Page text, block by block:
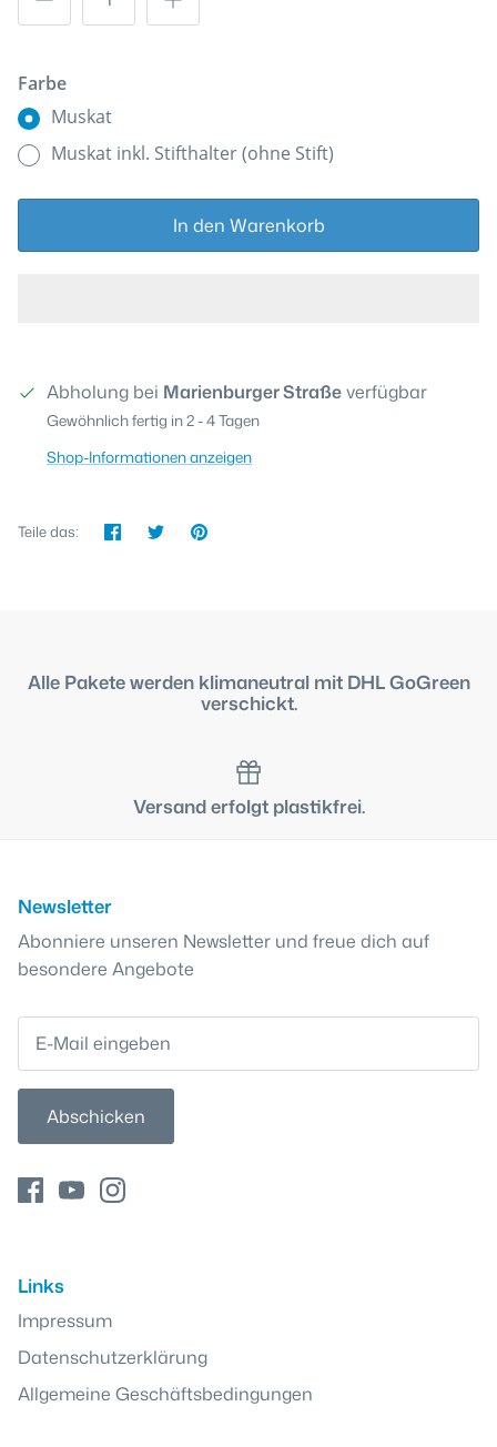
Farbe
Muskat
Muskat inkl. Stifthalter (ohne Stift)
In den Warenkorb
Abholung bei Marienburger Straßeverfügbar
Gewöhnlich fertig in 2 - 4 Tagen
Shop-Informationen anzeigen
Teile das: TeilenTwitternPinnen
Alle Pakete werden klimaneutral mit DHL GoGreen
verschickt.
Versand erfolgt plastikfrei.
Newsletter
Abonniere unseren Newsletter und freue dich auf
besondere Angebote
Abschicken
Links
Impressum
Datenschutzerklärung
Allgemeine Geschäftsbedingungen